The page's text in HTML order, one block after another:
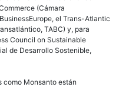
(Cámara
el Trans-Atlantic
TABC) y, para
Council on Sustainable
de Desarrollo Sostenible,
como Monsanto están